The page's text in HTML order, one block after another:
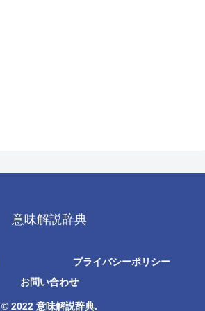
意味解説辞典
プライバシーポリシー
お問い合わせ
© 2022 意味解説辞典.